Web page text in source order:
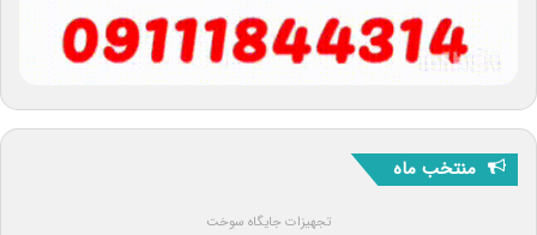
منتخب ماه
تجهیزات جایگاه سوخت